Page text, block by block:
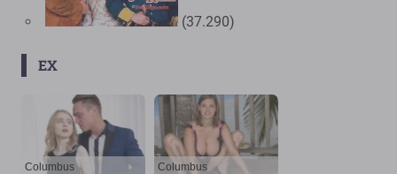
(37.290)
EX